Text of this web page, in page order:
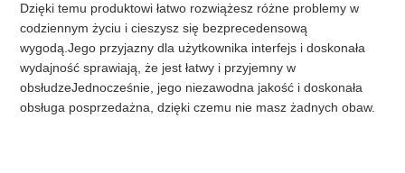
Dzięki temu produktowi łatwo rozwiążesz różne problemy w
codziennym życiu i cieszysz się bezprecedensową
wygodą.Jego przyjazny dla użytkownika interfejs i doskonała
wydajność sprawiają, że jest łatwy i przyjemny w
obsłudzeJednocześnie, jego niezawodna jakość i doskonała
obsługa posprzedażna, dzięki czemu nie masz żadnych obaw.